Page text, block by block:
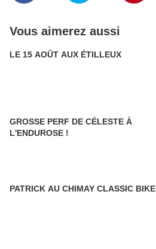
Vous aimerez aussi
LE 15 AOÛT AUX ÉTILLEUX
GROSSE PERF DE CÉLESTE À
L'ENDUROSE !
PATRICK AU CHIMAY CLASSIC BIKE